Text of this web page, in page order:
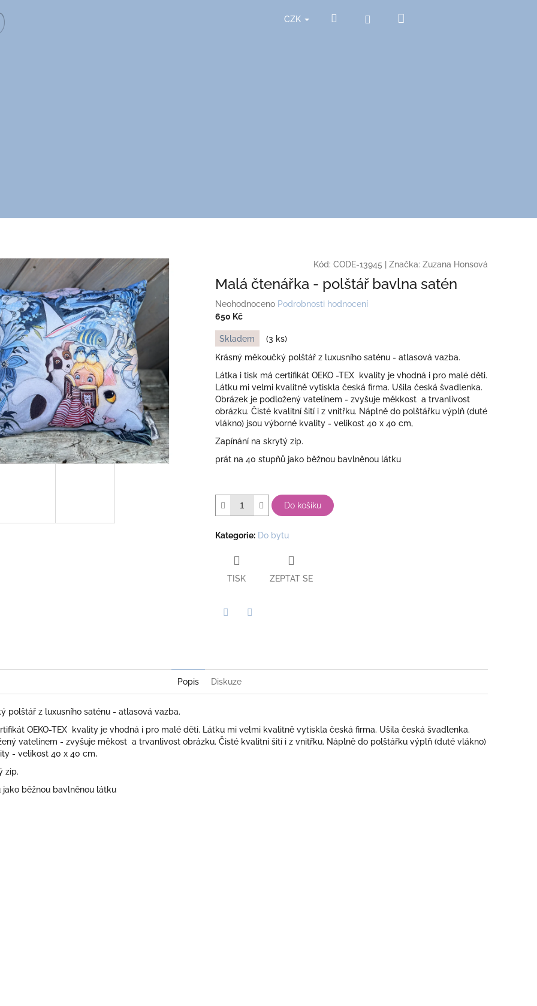
CZK Hledat Přihlášení
Kód: CODE-13945 Značka: Zuzana Honsová
Malá čtenářka - polštář bavlna satén
Průměrné
hodnocení
je
0,0
z
5
hvězdiček.
Neohodnoceno Podrobnosti hodnocení
650 Kč
Měrná
cena:
Skladem
(3 ks)
Krásný měkoučký polštář z luxusního saténu - atlasová vazba.
Látka i tisk má certifikát OEKO -TEX kvality je vhodná i pro malé děti.
Látku mi velmi kvalitně vytiskla česká firma. Ušila česká švadlenka.
Obrázek je podložený vatelínem - zvyšuje měkkost a trvanlivost
obrázku. Čisté kvalitní šití i z vnitřku. Náplně do polštářku výplň (duté
vlákno) jsou výborné kvality - velikost 40 x 40 cm,
Zapínání na skrytý zip.
prát na 40 stupňů jako běžnou bavlněnou látku
Do košíku
Kategorie: Do bytu
TISK ZEPTAT SE
Popis Diskuze
polštář z luxusního saténu - atlasová vazba.
OEKO-TEX kvality je vhodná i pro malé děti. Látku mi velmi kvalitně vytiskla česká firma. Ušila česká švadlenka.
vatelínem - zvyšuje měkost a trvanlivost obrázku. Čisté kvalitní šití i z vnitřku. Náplně do polštářku výplň (duté vlákno)
- velikost 40 x 40 cm,
zip.
běžnou bavlněnou látku